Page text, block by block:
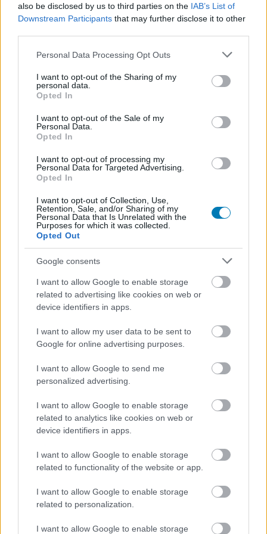
also be disclosed by us to third parties on the IAB’s List of
Downstream Participants that may further disclose it to other
Please note that this website/app uses one or more Google
not limited to your visit or usage behaviour. You may click to
grant or deny consent to Google and its third-party tags to
use your data for below specified purposes in below Google
consent section.
Personal Data Processing Opt Outs
I want to opt-out of the Sharing of my
personal data.
Opted In
I want to opt-out of the Sale of my
Personal Data.
Opted In
I want to opt-out of processing my
Personal Data for Targeted Advertising.
Opted In
I want to opt-out of Collection, Use,
Retention, Sale, and/or Sharing of my
Personal Data that Is Unrelated with the
Purposes for which it was collected.
Opted Out
Google consents
I want to allow Google to enable storage
related to advertising like cookies on web or
device identifiers in apps.
I want to allow my user data to be sent to
Google for online advertising purposes.
I want to allow Google to send me
personalized advertising.
I want to allow Google to enable storage
related to analytics like cookies on web or
device identifiers in apps.
I want to allow Google to enable storage
related to functionality of the website or app.
I want to allow Google to enable storage
related to personalization.
I want to allow Google to enable storage
ügyesen kitalált, eltérő játékmenetet nyújtó
kemény bossok, akik tényleg megizzasztanak
a matchmaking jelenleg elég felemás érzetet
Hozzászólások
Eddig fizetni kellett érte, de
mostantól ingyen letöltheted
ezt a 2025-ös játékot a
Steamről
Chavalier|2025 július 25. 16:20